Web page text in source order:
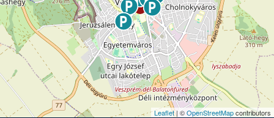
Leaflet| ©OpenStreetMapcontributors